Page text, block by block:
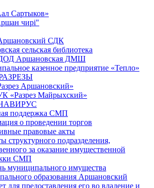
Сартыков»
чирi"
СДК
сельская библиотека
Аршановская ДМШ
казенное предприятие «Тепло»
Аршановский»
«Разрез Майрыхский»
поддержка СМП
о проведении торгов
правовые акты
структурного подразделения,
за оказание имущественной
СМП
муниципального имущества
образования Аршановский
для предоставления его во владение и